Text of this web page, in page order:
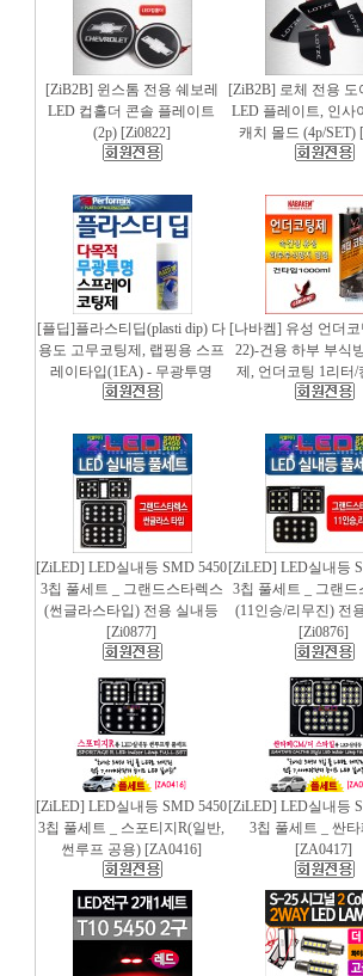
[ZiB2B] 윈스톰 전용 쉐보레
LED 컵홀더 콘솔 플레이트
(2p) [Zi0822]
[ZiB2B] 로체 전용 도
LED 플레이트, 인사
캐치 몰드 (4p/SET)
[플딥]플라스티딥(plasti dip) 다
용도 고무코팅제, 랩핑용 스프
레이타입(1EA) - 무광투명
[나바켐] 유성 언더
22)-건용 하부 부식
제, 언더코팅 1리터/
[ZiLED] LED실내등 SMD 5450
3칩 풀세트 _ 그랜드스타렉스
(썬글라스타입) 전용 실내등
[Zi0877]
[ZiLED] LED실내등
3칩 풀세트 _ 그랜드
(11인승/리무진) 전
[Zi0876]
[ZiLED] LED실내등 SMD 5450
3칩 풀세트 _ 스포티지R(일반,
썬루프 공용) [ZA0416]
[ZiLED] LED실내등
3칩 풀세트 _ 싼
[ZA0417]